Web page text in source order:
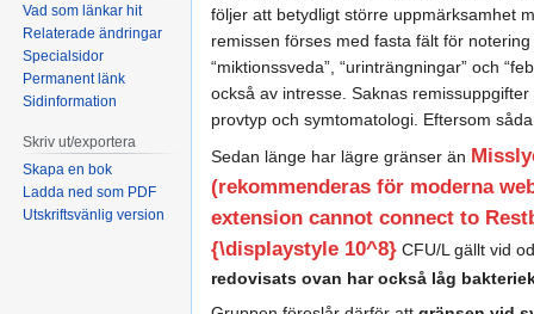
följer att betydligt större uppmärksamhet
remissen förses med fasta fält för
“miktionssveda”, “urinträngningar” och
också av intresse. Saknas
provtyp och symtomatologi. Eftersom
Sedan länge har lägre gränser än
(rekommenderas för moderna
extension cannot connect to
{\displaystyle 10^8} CFU/L gällt vid
redovisats ovan har också låg
Vad som länkar hit
Relaterade ändringar
Specialsidor
Permanent länk
Sidinformation
Skriv ut/exportera
Skapa en bok
Ladda ned som PDF
Utskriftsvänlig version